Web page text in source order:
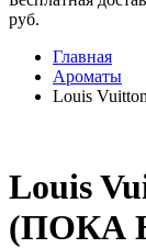
руб.
Главная
Ароматы
Louis
Louis
(ПОКА